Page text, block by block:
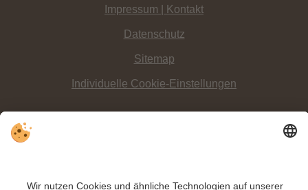
Impressum | Kontakt
Datenschutz
Sitemap
Individuelle Cookie-Einstellungen
INFO:
viel